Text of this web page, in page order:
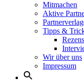
Mitmachen
Aktive
Tipps &
Wir über uns
Impressum